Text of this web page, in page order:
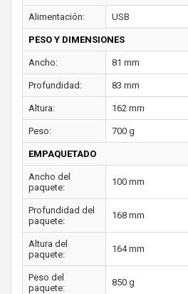
Alimentación: USB
PESO Y DIMENSIONES
Ancho: 81 mm
Profundidad: 83 mm
Altura: 162 mm
Peso: 700 g
EMPAQUETADO
Ancho del
paquete:
100 mm
Profundidad del
paquete:
168 mm
Altura del
paquete:
164 mm
Peso del
paquete:
850 g